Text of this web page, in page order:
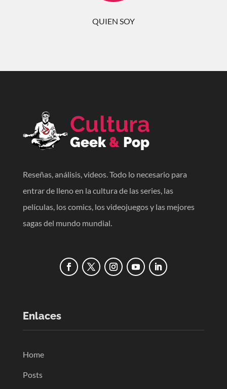
QUIEN SOY
Reseñas, análisis, videos. Todo lo necesario para
entrar de lleno en la cultura de las series, las
películas, los comics, los videojuegos y las mejores
sagas del mundo mundial.
Enlaces
Home
Posts